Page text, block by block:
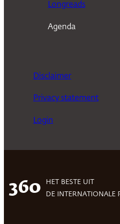
Longreads
Agenda
Disclaimer
Privacy statement
Login
360
HET BESTE UIT
DE INTERNATIONALE